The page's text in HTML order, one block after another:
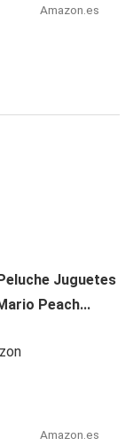
Amazon.es
Juguetes
Peach...
Amazon.es